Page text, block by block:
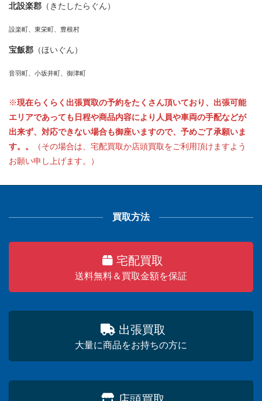
北設楽郡 （きたしたらぐん）
設楽町、東栄町、豊根村
宝飯郡 （ほいぐん）
音羽町、小坂井町、御津町
※現在らくらく出張買取の予約をたくさん頂いており、出張可能
エリアであっても日程や商品内容により人員や車両の手配などが
出来ず、対応できない場合も御座いますので、予めご了承願いま
す。。
（その場合は、宅配買取か店頭買取をご利用頂けますよう
お願い申し上げます。）
買取方法
宅配買取
送料無料＆買取金額を保証
出張買取
大量に商品をお持ちの方に